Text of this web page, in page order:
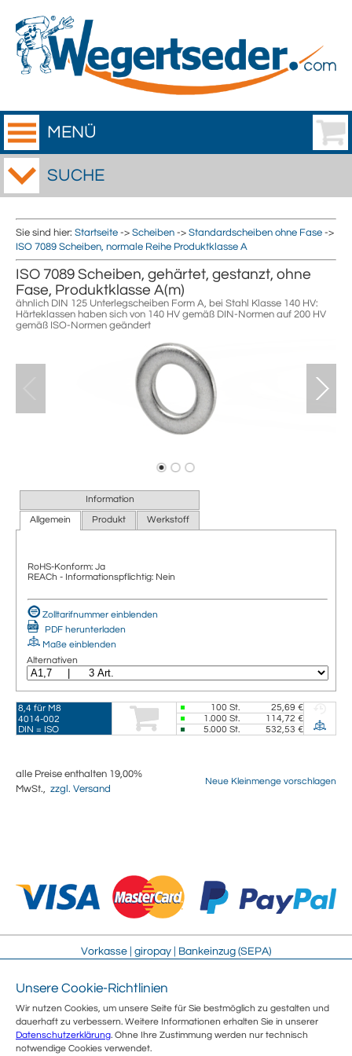
MENÜ
SUCHE
Sie sind hier: Startseite -> Scheiben -> Standardscheiben ohne Fase ->
ISO 7089 Scheiben, normale Reihe Produktklasse A
ISO 7089 Scheiben, gehärtet, gestanzt, ohne
Fase, Produktklasse A(m)
ähnlich DIN 125 Unterlegscheiben Form A, bei Stahl Klasse 140 HV:
Härteklassen haben sich von 140 HV gemäß DIN-Normen auf 200 HV
gemäß ISO-Normen geändert
Information
Allgemein
Produkt Werkstoff
RoHS-Konform: Ja
REACh - Informationspflichtig: Nein
Zolltarifnummer einblenden
PDF herunterladen
Maße einblenden
Alternativen
8,4 für M8
4014-002
DIN = ISO
100 St.
25,69 €
1.000 St.
114,72 €
5.000 St. 532,53 €
alle Preise enthalten 19,00%
MwSt., zzgl. Versand
Neue Kleinmenge vorschlagen
Vorkasse | giropay | Bankeinzug (SEPA)
AGB
Sicherheit
Datenschutz
Sitemap
Unsere Cookie-Richtlinien
Wir nutzen Cookies, um unsere Seite für Sie bestmöglich zu gestalten und
dauerhaft zu verbessern. Weitere Informationen erhalten Sie in unserer
Datenschutzerklärung. Ohne Ihre Zustimmung werden nur technisch
notwendige Cookies verwendet.